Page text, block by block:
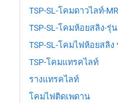
TSP-SL-โคมดาวไลท์-
TSP-SL-โคมห้อยสลิง-รุ่น
TSP-SL-โคมไฟห้อยสลิง
TSP-โคมแทรคไลท์
รางแทรคไลท์
โคมไฟติดเพดาน